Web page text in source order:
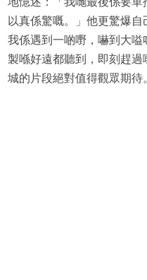
以真係驚嘅。」他更驚爆
我係遇到一啲嘢，嚇到大
製喺好遠都聽到，即刻趕
城的片段絕對值得觀眾期待。